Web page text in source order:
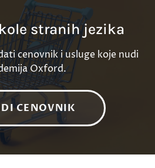
stranih jezika
cenovnik i usluge koje nudi
Oxford.
CENOVNIK